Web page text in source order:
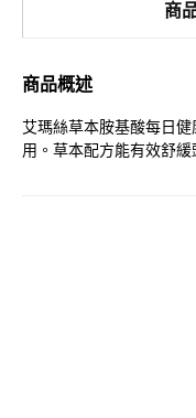
商
商品概述
艾瑪絲草本胺基酸每日
用。草本配方能有效舒